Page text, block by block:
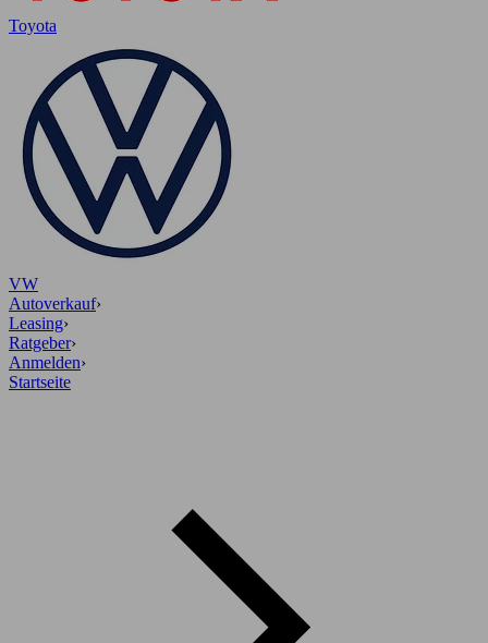
Toyota
VW
Autoverkauf›
Leasing›
Ratgeber›
Anmelden›
Startseite